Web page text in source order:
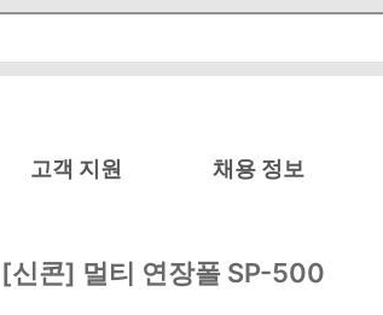
고객 지원 채용 정보
[신콘] 멀티 연장폴 SP-500